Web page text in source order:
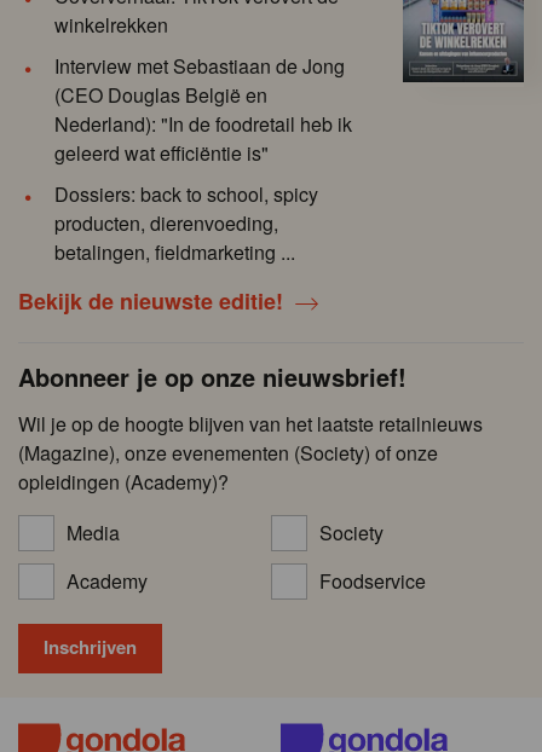
winkelrekken
Interview met Sebastiaan de Jong
(CEO Douglas België en
Nederland): "In de foodretail heb ik
geleerd wat efficiëntie is"
Dossiers: back to school, spicy
producten, dierenvoeding,
betalingen, fieldmarketing ...
Bekijk de nieuwste editie!
Abonneer je op onze nieuwsbrief!
Wil je op de hoogte blijven van het laatste retailnieuws
(Magazine), onze evenementen (Society) of onze
opleidingen (Academy)?
Media
Society
Academy
Foodservice